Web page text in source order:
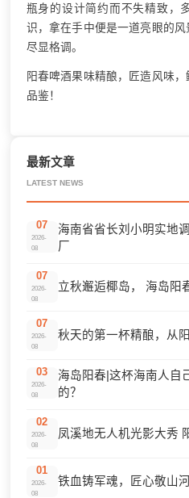
瓶身的设计简约而不失精致，
识，拿在手中便是一道亮眼的
尽显格调。
阳春啤酒果味精酿，匠造风味
品鉴！
最新文章
LATEST NEWS
07
2026-
08
海南省省长刘小明实地
厂
07
2026-
08
立秋邂逅椰岛， 海岛阳
07
2026-
08
秋天的第一杯精酿，从
03
2026-
08
海岛阳春|这杯海南人自
的？
02
2026-
08
凤溪地无人机光影大秀
01
2026-
08
铁血铸军魂，匠心敬山河